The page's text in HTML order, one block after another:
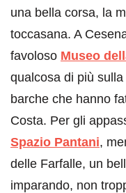
una bella corsa, la
toccasana. A
favoloso Museo
qualcosa di più
barche che hanno
Costa. Per gli
Spazio Pantani,
delle Farfalle, un
imparando, non